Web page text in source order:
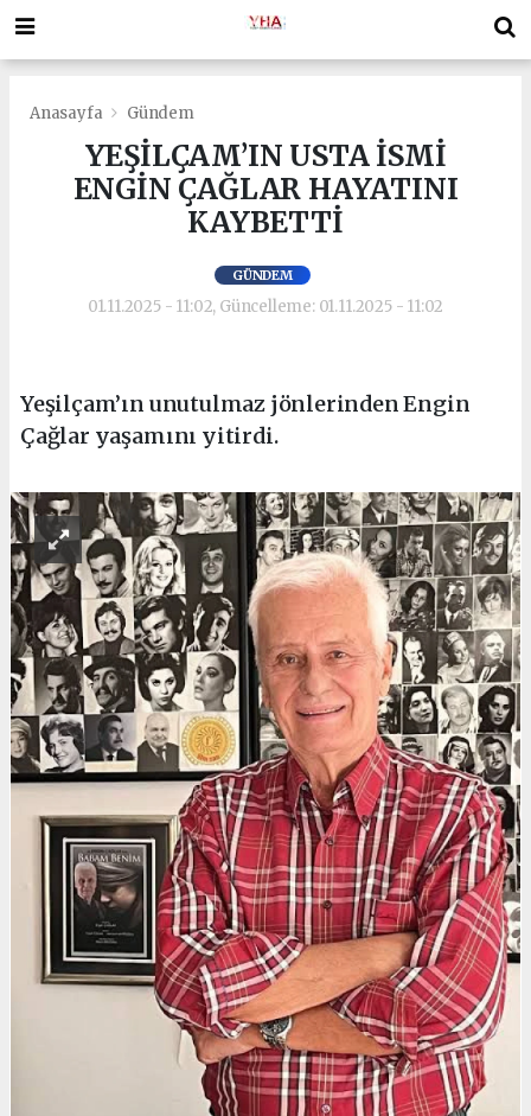
Anasayfa Gündem
YEŞİLÇAM’IN USTA İSMİ
ENGİN ÇAĞLAR HAYATINI
KAYBETTİ
GÜNDEM
01.11.2025 - 11:02, Güncelleme: 01.11.2025 - 11:02
Yeşilçam’ın unutulmaz jönlerinden Engin
Çağlar yaşamını yitirdi.